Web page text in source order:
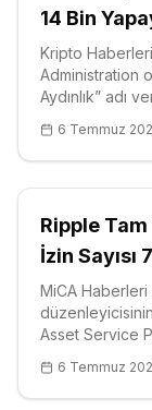
14 Bin
Kripto
Administration
Aydınlık” adı
mevzuata
ürününü kaldı
6 Temmuz
Ripple Tam
İzin Sayısı
MiCA
Asset Service
(Markets in
kapsamında
6 Temmuz